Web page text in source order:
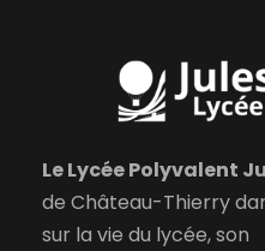
Le Lycée Polyvalent
de Château-Thierry
sur la vie du lycée, son